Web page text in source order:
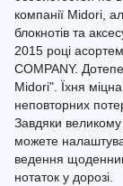
компанії Midori,
блокнотів та
2015 році
COMPANY.
Midori". Їхня
неповторних
Завдяки великому
можете
ведення
нотаток у дорозі.